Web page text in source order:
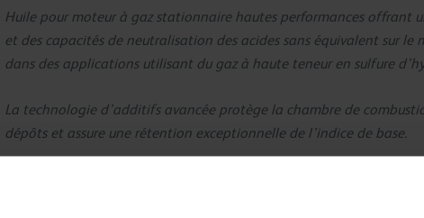
Huile pour moteur à gaz stationnaire hautes performances offrant
et des capacités de neutralisation des acides sans équivalent sur le
dans des applications utilisant du gaz à haute teneur en sulfure
La technologie d’additifs avancée protège la chambre de
dépôts et assure une rétention exceptionnelle de l’indice de base.
Les dernières technologies en matière d’additifs et les fluides de
garantissent une protection maximale et un moteur propre. Cela